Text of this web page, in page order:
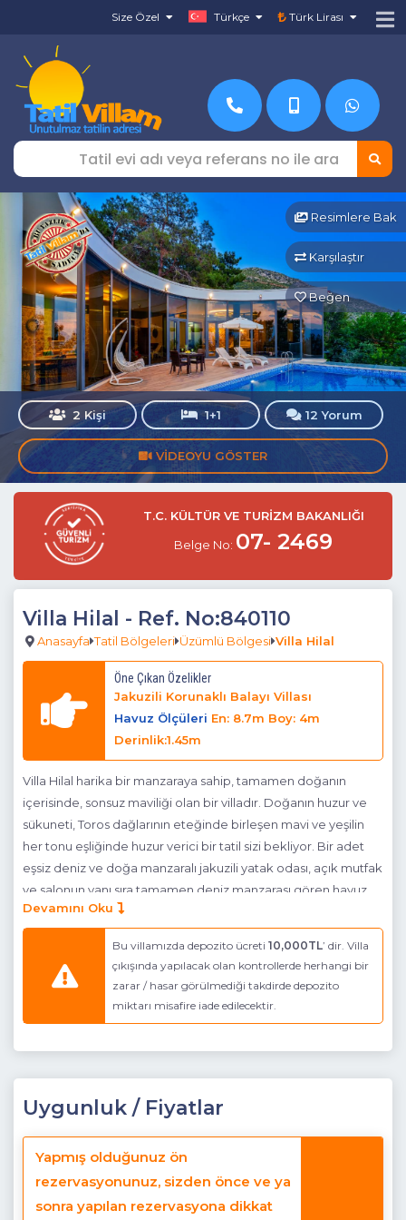
Size Özel Türkçe Türk Lirası
Resimlere Bak
Karşılaştır
Beğen
2 Kişi 1+1 12 Yorum
VIDEOYU GÖSTER
T.C. KÜLTÜR VE TURİZM BAKANLIĞI
Belge No: 07- 2469
Villa Hilal - Ref. No:840110
Anasayfa Tatil Bölgeleri Üzümlü Bölgesi Villa Hilal
Öne Çıkan Özelikler
Jakuzili Korunaklı Balayı Villası
Havuz Ölçüleri En: 8.7m Boy: 4m
Derinlik:1.45m
Villa Hilal harika bir manzaraya sahip, tamamen doğanın
içerisinde, sonsuz maviliği olan bir villadır. Doğanın huzur ve
sükuneti, Toros dağlarının eteğinde birleşen mavi ve yeşilin
her tonu eşliğinde huzur verici bir tatil sizi bekliyor. Bir adet
eşsiz deniz ve doğa manzaralı jakuzili yatak odası, açık mutfak
ve salonun yanı sıra tamamen deniz manzarası gören havuz
terasına sahiptir. Havuz terası rahatlıkla güneşlenip,
yüzebilmek içinkorunaklıhale getirilmiştir. Villamız balayı
çiftleri için özel olarak dekore edilmiş olup eşsiz ve ayrıcalıklı
bir tatil için her şey en ince ayrıntısına kadar düşünülmüştür.
yaşayacaksınız…
Havuz Katı Terası: Güneşlenme alanı, Özel havuz ve Özel
Havuz Ebatları: Boy: 8,70 m En: 4,00 m Derinlik: 1,45 m
Jakuzi Havuz Ebatları:Boy: 1,85 m En: 1,85 m (yuvarlak)
Barbekü bulunmaktadır.
Devamını Oku
Bu villamızda depozito ücreti 10,000TL’ dir. Villa
çıkışında yapılacak olan kontrollerde herhangi bir
zarar / hasar görülmediği takdirde depozito
miktarı misafire iade edilecektir.
Uygunluk / Fiyatlar
Yapmış olduğunuz ön
rezervasyonunuz, sizden önce ve ya
sonra yapılan rezervasyona dikkat